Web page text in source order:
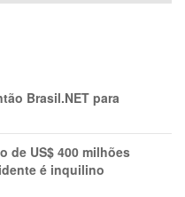
Brasil.NET para
de US$ 400 milhões
é inquilino